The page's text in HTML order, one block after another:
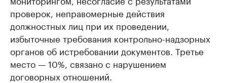
проверок, неправомерные действия
должностных лиц при их проведении,
избыточные требования контрольно-надзорных
органов об истребовании документов. Третье
место — 10%, связано с нарушением
договорных отношений.